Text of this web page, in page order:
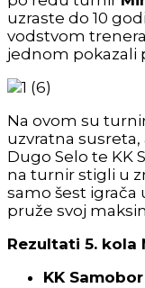
uzraste do 10
vodstvom trenera
jednom pokazali
Na ovom su
uzvratna susreta,
Dugo Selo te KK
na turnir stigli u
samo šest igrača
pruže svoj
Rezultati 5. kola
KK